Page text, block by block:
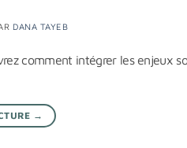
DANA TAYEB
comment intégrer les enjeux
→